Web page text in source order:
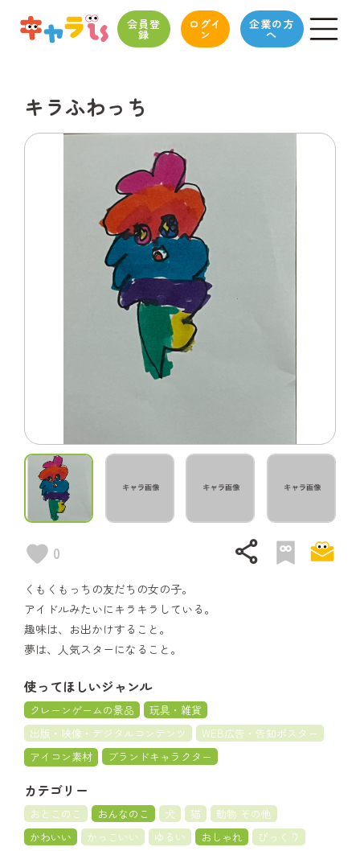
会員登
録
ログイ
ン
企業の方
へ
キラふわっち
0 share
くもくもっちの友だちの女の子。
アイドルみたいにキラキラしている。
趣味は、お出かけすること。
夢は、人気スターになること。
使ってほしいジャンル
クレーンゲームの景品
玩具・雑貨
出版・映像・デジタルコンテンツ
WEB広告・告知ポスター
アイコン素材
ブランドキャラクター
カテゴリー
おとこのこ おんなのこ 犬 猫
動物 その他
かわいい
かっこいい ゆるい おしゃれ
びっくり